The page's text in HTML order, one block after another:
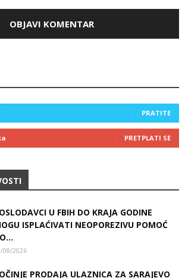
PRATITE
PRETPLATI SE
U FBIH DO KRAJA GODINE
ISPLAĆIVATI NEOPOREZIVU POMOĆ
08/2026
PRODAJA ULAZNICA ZA SARAJEVO